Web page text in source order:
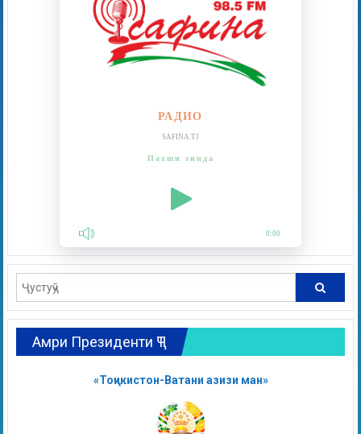
РАДИО
SAFINA.TJ
Пахши зинда
0:00
Амри Президенти ҶТ
«Тоҷикистон-Ватани азизи ман»